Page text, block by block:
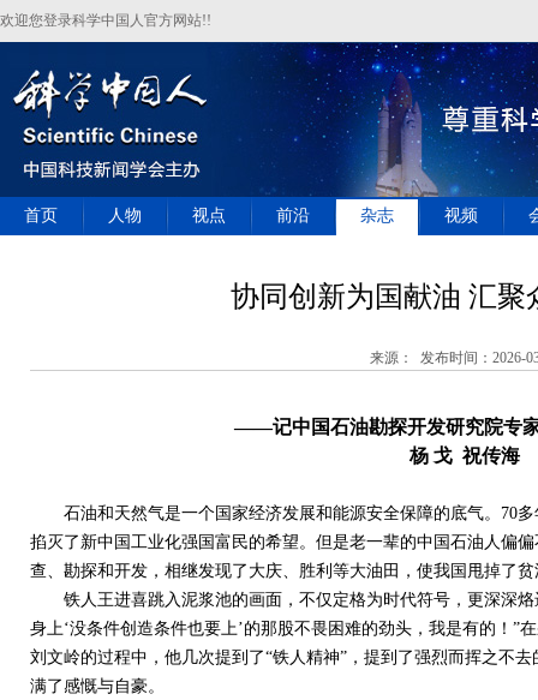
欢迎您登录科学中国人官方网站!!
首页 人物 视点 前沿 杂志 视频
协同创新为国献油 汇聚
来源： 发布时间：2026-
——记中国石油勘探开发研究院专
杨 戈 祝传海
石油和天然气是一个国家经济发展和能源安全保障的底气。 70多
掐灭了新中国工业化强国富民的希望。但是老一辈的中国石油人偏
查、勘探和开发，相继发现了大庆、胜利等大油田，使我国甩掉了
铁人王进喜跳入泥浆池的画面，不仅定格为时代符号，更深深烙
身上‘没条件创造条件也要上’的那股不畏困难的劲头，我是有的！”
刘文岭的过程中，他几次提到了“铁人精神”，提到了强烈而挥之不
满了感慨与自豪。